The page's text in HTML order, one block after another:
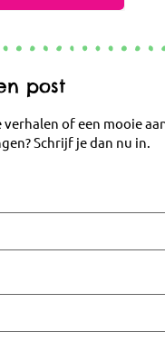
post
of een mooie
Schrijf je dan nu in.